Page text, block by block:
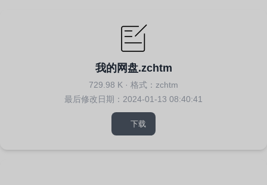
我的网盘.zchtm
729.98 K · 格式：zchtm
最后修改日期：2024-01-13 08:40:41
下载